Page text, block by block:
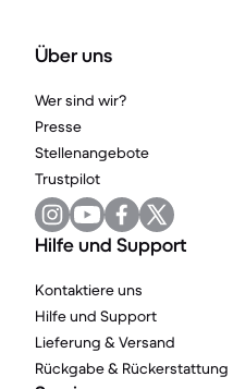
Über uns
Wer sind wir?
Presse
Stellenangebote
Trustpilot
Hilfe und Support
Kontaktiere uns
Hilfe und Support
Lieferung & Versand
Rückgabe & Rückerstattung